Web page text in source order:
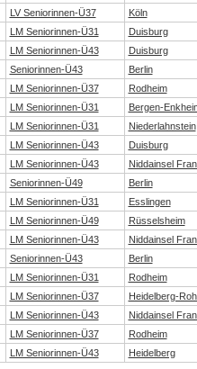
LV Seniorinnen-Ü37 Köln
LM Seniorinnen-Ü31 Duisburg
LM Seniorinnen-Ü43 Duisburg
Seniorinnen-Ü43 Berlin
LM Seniorinnen-Ü37 Rodheim
LM Seniorinnen-Ü31 Bergen-
LM Seniorinnen-Ü31 Niederlahnstein
LM Seniorinnen-Ü43 Duisburg
LM Seniorinnen-Ü43 Niddainsel
Seniorinnen-Ü49 Berlin
LM Seniorinnen-Ü31 Esslingen
LM Seniorinnen-Ü49 Rüsselsheim
LM Seniorinnen-Ü43 Niddainsel
Seniorinnen-Ü43 Berlin
LM Seniorinnen-Ü31 Rodheim
LM Seniorinnen-Ü37 Heidelberg-
LM Seniorinnen-Ü43 Niddainsel
LM Seniorinnen-Ü37 Rodheim
LM Seniorinnen-Ü43 Heidelberg